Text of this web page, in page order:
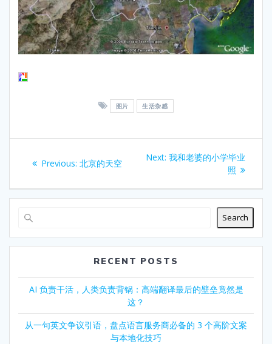
图片 生活杂感
navigation
Previous: Previous
北京的天空
Next: Next
我和老婆的小学毕业
照
Search
RECENT POSTS
AI 负责干活，人类负责背锅：高端翻译最后的壁垒竟然是
这？
从一句英文争议引语，盘点语言服务商必备的 3 个高阶文案
与本地化技巧